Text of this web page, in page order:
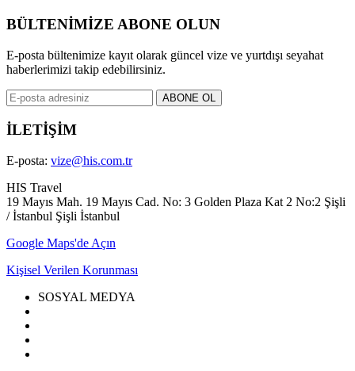
BÜLTENİMİZE ABONE OLUN
E-posta bültenimize kayıt olarak güncel vize ve yurtdışı seyahat
haberlerimizi takip edebilirsiniz.
İLETİŞİM
E-posta: vize@his.com.tr
HIS Travel
19 Mayıs Mah. 19 Mayıs Cad. No: 3 Golden Plaza Kat 2 No:2 Şişli
/ İstanbul Şişli İstanbul
Google Maps'de Açın
Kişisel Verilen Korunması
SOSYAL MEDYA